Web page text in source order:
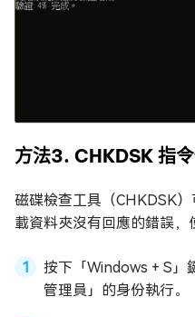
方法3. CHKDSK 指
磁碟檢查工具（CHKDSK
載資料夾沒有回應的錯誤，
按下「Windows + S」
管理員」的身份執行。